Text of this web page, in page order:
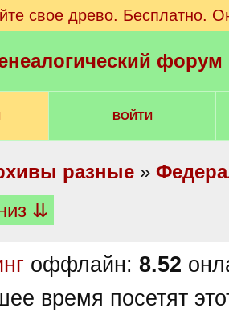
свое древо. Бесплатно.
ВОЙТИ
разные »
⇊
оффлайн: 8.52
время посетят